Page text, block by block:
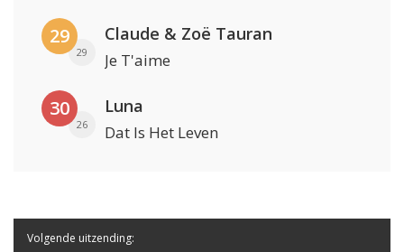
29
29
Claude & Zoë Tauran
Je T'aime
30
26
Luna
Dat Is Het Leven
Volgende uitzending: